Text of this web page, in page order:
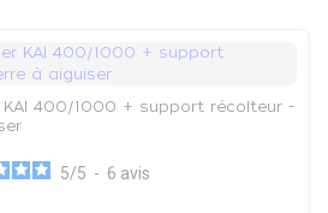
KAI 400/1000 + support récolteur -
5/5 - 6 avis